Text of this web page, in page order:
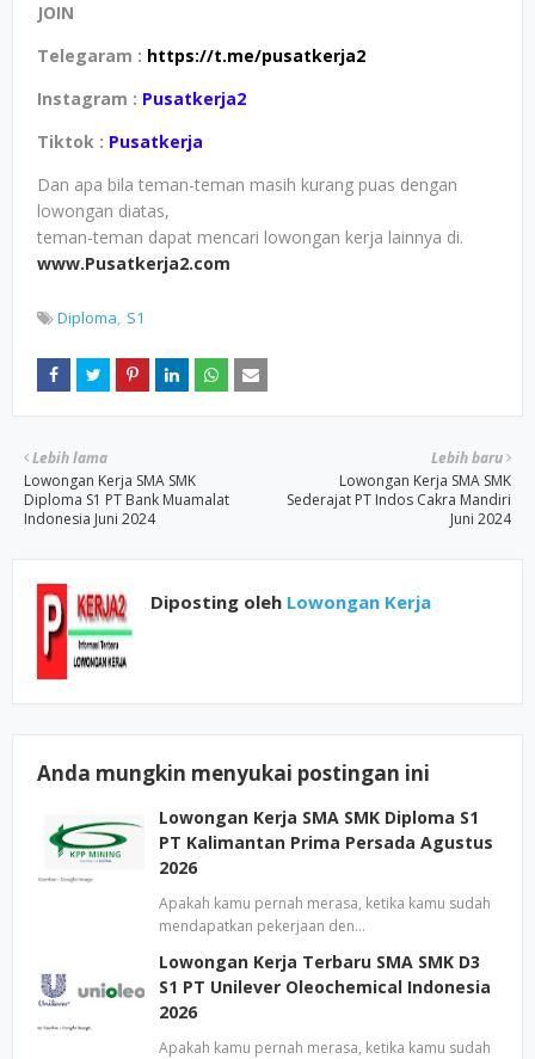
JOIN
Telegaram : https://t.me/pusatkerja2
Instagram : Pusatkerja2
Tiktok : Pusatkerja
Dan apa bila teman-teman masih kurang puas dengan
lowongan diatas,
teman-teman dapat mencari lowongan kerja lainnya di.
www.Pusatkerja2.com
Diploma S1
Lebih baru
Lowongan Kerja SMA SMK
Sederajat PT Indos Cakra Mandiri
Juni 2024
Lebih lama
Lowongan Kerja SMA SMK
Diploma S1 PT Bank Muamalat
Indonesia Juni 2024
Diposting oleh Lowongan Kerja
Anda mungkin menyukai postingan ini
Lowongan Kerja SMA SMK Diploma S1
PT Kalimantan Prima Persada Agustus
2026
Apakah kamu pernah merasa, ketika kamu sudah
mendapatkan pekerjaan den…
Lowongan Kerja Terbaru SMA SMK D3
S1 PT Unilever Oleochemical Indonesia
2026
Apakah kamu pernah merasa, ketika kamu sudah